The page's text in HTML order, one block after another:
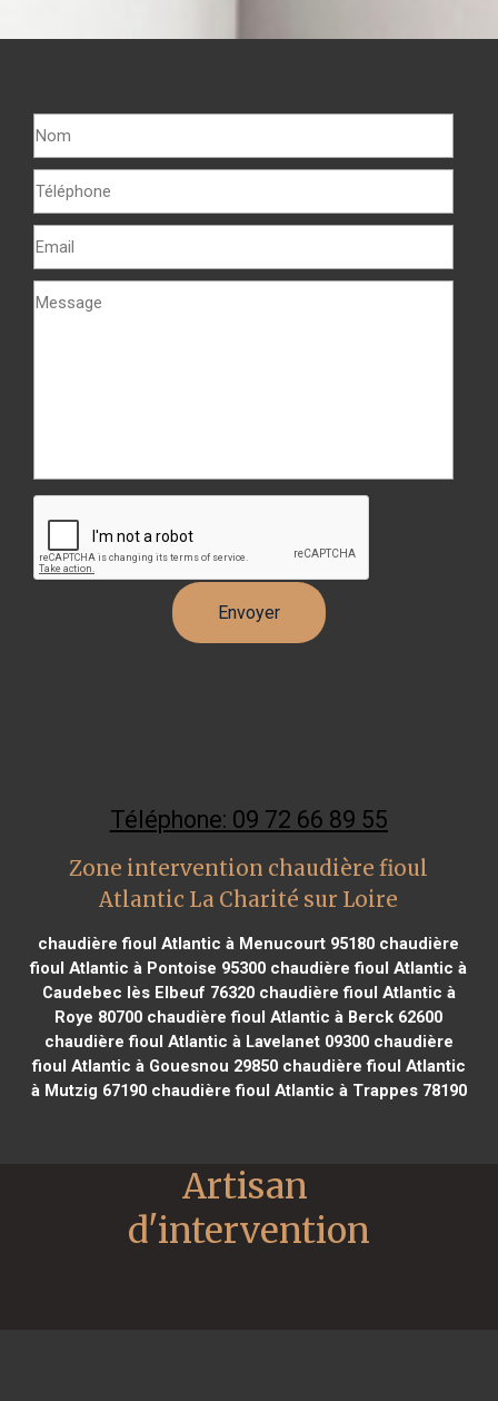
Téléphone: 09 72 66 89 55
Zone intervention chaudière fioul
Atlantic La Charité sur Loire
chaudière fioul Atlantic à Menucourt 95180 chaudière
fioul Atlantic à Pontoise 95300 chaudière fioul Atlantic à
Caudebec lès Elbeuf 76320chaudière fioul Atlantic à
Roye 80700 chaudière fioul Atlantic à Berck 62600
chaudière fioul Atlantic à Lavelanet 09300chaudière
fioul Atlantic à Gouesnou 29850chaudière fioul Atlantic
à Mutzig 67190chaudière fioul Atlantic à Trappes 78190
Artisan
d'intervention